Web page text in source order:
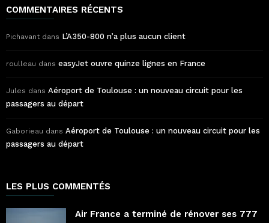
COMMENTAIRES RÉCENTS
Pichavant dans L’A350-800 n’a plus aucun client
roulleau dans easyJet ouvre quinze lignes en France
Jules dans Aéroport de Toulouse : un nouveau circuit pour les
passagers au départ
Gaborieau dans Aéroport de Toulouse : un nouveau circuit pour les
passagers au départ
LES PLUS COMMENTÉS
Air France a terminé de rénover ses 777